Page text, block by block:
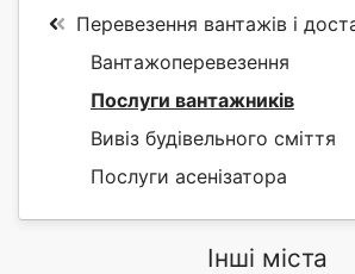
Перевезення вантажів і
Вантажоперевезення
Послуги вантажників
Вивіз будівельного сміття
Послуги асенізатора
Інші міста